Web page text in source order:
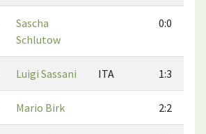
Sascha
Schlutow
0:0
Luigi Sassani ITA 1:3
Mario Birk 2:2